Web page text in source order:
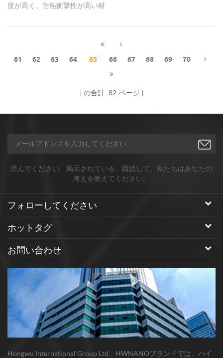
度が高く、耐熱衝撃性が高い材
61 62 63 64 65 66 67 68 69 70
の合計 82 ページ
読んでください、掲示されている、購読して、私たちはあなたの
考えを教えてください。
フォローしてください
ホットタグ
お問い合わせ
Hongwu International Group Ltd、HWNANOブランドでは、ハイ